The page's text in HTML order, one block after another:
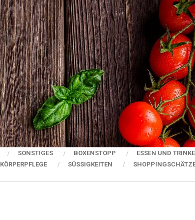
SONSTIGES BOXENSTOPP
ESSEN UND
KÖRPERPFLEGE SÜSSIGKEITEN